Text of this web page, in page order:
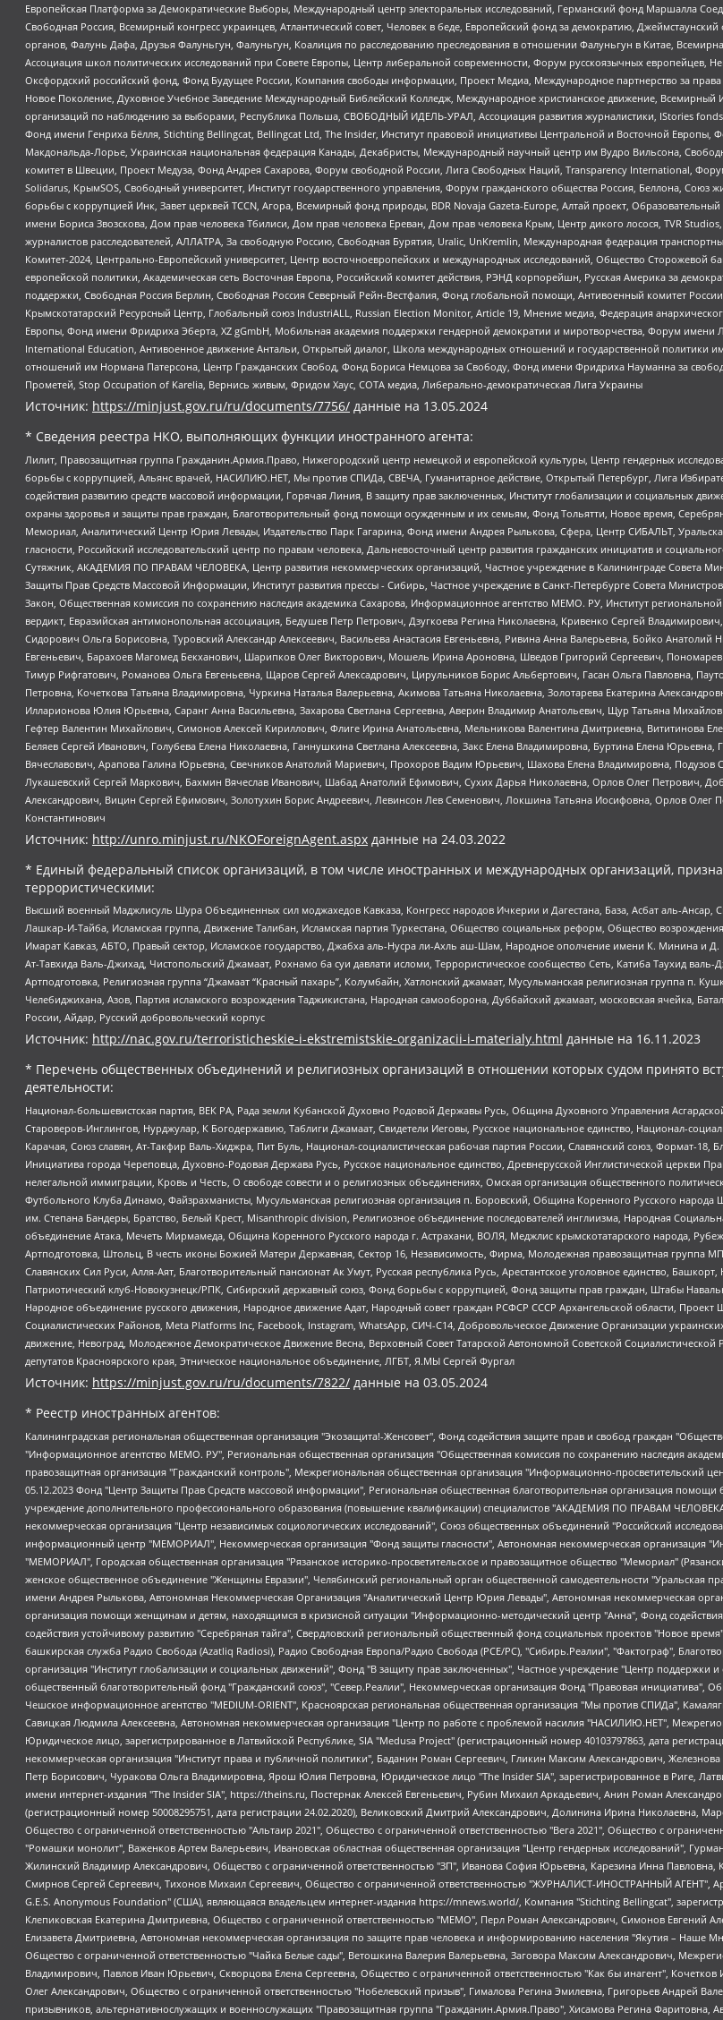
Европейская Платформа за Демократические Выборы, Международный центр электоральных исследований, Германский фонд Маршалла
Свободная Россия, Всемирный конгресс украинцев, Атлантический совет, Человек в беде, Европейский фонд за демократию,
органов, Фалунь Дафа, Друзья Фалуньгун, Фалуньгун, Коалиция по расследованию преследования в отношении Фалуньгун в Китае,
Ассоциация школ политических исследований при Совете Европы, Центр либеральной современности, Форум русскоязычных европейцев,
Оксфордский российский фонд, Фонд Будущее России, Компания свободы информации, Проект Медиа, Международное партнерство за права
Новое Поколение, Духовное Учебное Заведение Международный Библейский Колледж, Международное христианское движение, Всемирный
организаций по наблюдению за выборами, Республика Польша, СВОБОДНЫЙ ИДЕЛЬ-УРАЛ, Ассоциация развития журналистики, IStories
Фонд имени Генриха Бёлля, Stichting Bellingcat, Bellingcat Ltd, The Insider, Институт правовой инициативы Центральной и Восточной Европы,
Макдональда-Лорье, Украинская национальная федерация Канады, Декабристы, Международный научный центр им Вудро Вильсона,
комитет в Швеции, Проект Медуза, Фонд Андрея Сахарова, Форум свободной России, Лига Свободных Наций, Transparеncy International,
Solidarus, КрымSOS, Свободный университет, Институт государственного управления, Форум гражданского общества Россия, Беллона,
борьбы с коррупцией Инк, Завет церквей TCCN, Агора, Всемирный фонд природы, BDR Novaja Gazeta-Europe, Алтай проект,
имени Бориса Звозскова, Дом прав человека Тбилиси, Дом прав человека Ереван, Дом прав человека Крым, Центр дикого лосося, TVR
журналистов расследователей, АЛЛАТРА, За свободную Россию, Свободная Бурятия, Uralic, UnKremlin, Международная федерация
Комитет-2024, Центрально-Европейский университет, Центр восточноевропейских и международных исследований, Общество Сторожевой
европейской политики, Академическая сеть Восточная Европа, Российский комитет действия, РЭНД корпорейшн, Русская Америка за
поддержки, Свободная Россия Берлин, Свободная Россия Северный Рейн-Вестфалия, Фонд глобальной помощи, Антивоенный комитет
Крымскотатарский Ресурсный Центр, Глобальный союз IndustriALL, Russian Election Monitor, Article 19, Мнение медиа, Федерация
Европы, Фонд имени Фридриха Эберта, XZ gGmbH, Мобильная академия поддержки гендерной демократии и миротворчества, Форум
International Education, Антивоенное движение Антальи, Открытый диалог, Школа международных отношений и государственной политики
отношений им Нормана Патерсона, Центр Гражданских Свобод, Фонд Бориса Немцова за Свободу, Фонд имени Фридриха Науманна за
Прометей, Stop Occupation of Karelia, Вернись живым, Фридом Хаус, СОТА медиа, Либерально-демократическая Лига Украины
Источник: https://minjust.gov.ru/ru/documents/7756/ данные на 13.05.2024
* Сведения реестра НКО, выполняющих функции иностранного агента:
Лилит, Правозащитная группа Гражданин.Армия.Право, Нижегородский центр немецкой и европейской культуры, Центр гендерных
борьбы с коррупцией, Альянс врачей, НАСИЛИЮ.НЕТ, Мы против СПИДа, СВЕЧА, Гуманитарное действие, Открытый Петербург, Лига
содействия развитию средств массовой информации, Горячая Линия, В защиту прав заключенных, Институт глобализации и социальных
охраны здоровья и защиты прав граждан, Благотворительный фонд помощи осужденным и их семьям, Фонд Тольятти, Новое время,
Мемориал, Аналитический Центр Юрия Левады, Издательство Парк Гагарина, Фонд имени Андрея Рылькова, Сфера, Центр СИБАЛЬТ,
гласности, Российский исследовательский центр по правам человека, Дальневосточный центр развития гражданских инициатив и
Сутяжник, АКАДЕМИЯ ПО ПРАВАМ ЧЕЛОВЕКА, Центр развития некоммерческих организаций, Частное учреждение в Калининграде Совета
Защиты Прав Средств Массовой Информации, Институт развития прессы - Сибирь, Частное учреждение в Санкт-Петербурге Совета
Закон, Общественная комиссия по сохранению наследия академика Сахарова, Информационное агентство МЕМО. РУ, Институт
вердикт, Евразийская антимонопольная ассоциация, Бедушев Петр Петрович, Дзугкоева Регина Николаевна, Кривенко Сергей
Сидорович Ольга Борисовна, Туровский Александр Алексеевич, Васильева Анастасия Евгеньевна, Ривина Анна Валерьевна, Бойко
Евгеньевич, Барахоев Магомед Бекханович, Шарипков Олег Викторович, Мошель Ирина Ароновна, Шведов Григорий Сергеевич,
Тимур Рифгатович, Романова Ольга Евгеньевна, Щаров Сергей Алексадрович, Цирульников Борис Альбертович, Гасан Ольга Павловна,
Петровна, Кочеткова Татьяна Владимировна, Чуркина Наталья Валерьевна, Акимова Татьяна Николаевна, Золотарева Екатерина
Илларионова Юлия Юрьевна, Саранг Анна Васильевна, Захарова Светлана Сергеевна, Аверин Владимир Анатольевич, Щур Татьяна
Гефтер Валентин Михайлович, Симонов Алексей Кириллович, Флиге Ирина Анатольевна, Мельникова Валентина Дмитриевна, Вититинова
Беляев Сергей Иванович, Голубева Елена Николаевна, Ганнушкина Светлана Алексеевна, Закс Елена Владимировна, Буртина Елена
Вячеславович, Арапова Галина Юрьевна, Свечников Анатолий Мариевич, Прохоров Вадим Юрьевич, Шахова Елена Владимировна, Подузов
Лукашевский Сергей Маркович, Бахмин Вячеслав Иванович, Шабад Анатолий Ефимович, Сухих Дарья Николаевна, Орлов Олег Петрович,
Александрович, Вицин Сергей Ефимович, Золотухин Борис Андреевич, Левинсон Лев Семенович, Локшина Татьяна Иосифовна, Орлов
Константинович
Источник: http://unro.minjust.ru/NKOForeignAgent.aspx данные на 24.03.2022
* Единый федеральный список организаций, в том числе иностранных и международных организаций,
террористическими:
Высший военный Маджлисуль Шура Объединенных сил моджахедов Кавказа, Конгресс народов Ичкерии и Дагестана, База, Асбат аль-Ансар,
Лашкар-И-Тайба, Исламская группа, Движение Талибан, Исламская партия Туркестана, Общество социальных реформ, Общество
Имарат Кавказ, АБТО, Правый сектор, Исламское государство, Джабха аль-Нусра ли-Ахль аш-Шам, Народное ополчение имени К. Минина и
Ат-Тавхида Валь-Джихад, Чистопольский Джамаат, Рохнамо ба суи давлати исломи, Террористическое сообщество Сеть, Катиба Таухид
Артподготовка, Религиозная группа “Джамаат “Красный пахарь”, Колумбайн, Хатлонский джамаат, Мусульманская религиозная группа п.
Челебиджихана, Азов, Партия исламского возрождения Таджикистана, Народная самооборона, Дуббайский джамаат, московская ячейка,
России, Айдар, Русский добровольческий корпус
Источник: http://nac.gov.ru/terroristicheskie-i-ekstremistskie-organizacii-i-materialy.html данные на 16.11.2023
* Перечень общественных объединений и религиозных организаций в отношении которых судом принято
деятельности:
Национал-большевистская партия, ВЕК РА, Рада земли Кубанской Духовно Родовой Державы Русь, Община Духовного Управления
Староверов-Инглингов, Нурджулар, К Богодержавию, Таблиги Джамаат, Свидетели Иеговы, Русское национальное единство, Национал-
Карачая, Союз славян, Ат-Такфир Валь-Хиджра, Пит Буль, Национал-социалистическая рабочая партия России, Славянский союз, Формат-
Инициатива города Череповца, Духовно-Родовая Держава Русь, Русское национальное единство, Древнерусской Инглистической церкви
нелегальной иммиграции, Кровь и Честь, О свободе совести и о религиозных объединениях, Омская организация общественного
Футбольного Клуба Динамо, Файзрахманисты, Мусульманская религиозная организация п. Боровский, Община Коренного Русского
им. Степана Бандеры, Братство, Белый Крест, Misanthropic division, Религиозное объединение последователей инглиизма, Народная
объединение Атака, Мечеть Мирмамеда, Община Коренного Русского народа г. Астрахани, ВОЛЯ, Меджлис крымскотатарского народа,
Артподготовка, Штольц, В честь иконы Божией Матери Державная, Сектор 16, Независимость, Фирма, Молодежная правозащитная группа
Славянских Сил Руси, Алля-Аят, Благотворительный пансионат Ак Умут, Русская республика Русь, Арестантское уголовное единство,
Патриотический клуб-Новокузнецк/РПК, Сибирский державный союз, Фонд борьбы с коррупцией, Фонд защиты прав граждан, Штабы
Народное объединение русского движения, Народное движение Адат, Народный совет граждан РСФСР СССР Архангельской области,
Социалистических Районов, Meta Platforms Inc, Facebook, Instagram, WhatsApp, СИЧ-С14, Добровольческое Движение Организации
движение, Невоград, Молодежное Демократическое Движение Весна, Верховный Совет Татарской Автономной Советской
депутатов Красноярского края, Этническое национальное объединение, ЛГБТ, Я.МЫ Сергей Фургал
Источник: https://minjust.gov.ru/ru/documents/7822/ данные на 03.05.2024
* Реестр иностранных агентов:
Калининградская региональная общественная организация "Экозащита!-Женсовет", Фонд содействия защите прав и свобод граждан "Общественный вердикт", Фонд "Институт Развития Свободы Информации", Частное учреждение "Информационное агентство МЕМО. РУ", Региональная общественная организация "Общественная комиссия по сохранению наследия академика Сахарова", Фонд поддержки свободы прессы, Санкт-Петербургская общественная правозащитная организация "Гражданский контроль", Межрегиональная общественная организация "Информационно-просветительский центр "Мемориал", Региональный Фонд "Центр Защиты Прав Средств Массовой Информации", с 05.12.2023 Фонд "Центр Защиты Прав Средств массовой информации", Региональная общественная благотворительная организация помощи беженцам и мигрантам "Гражданское содействие", Негосударственное образовательное учреждение дополнительного профессионального образования (повышение квалификации) специалистов "АКАДЕМИЯ ПО ПРАВАМ ЧЕЛОВЕКА", Свердловская региональная общественная организация "Сутяжник", Автономная некоммерческая организация "Центр независимых социологических исследований", Союз общественных объединений "Российский исследовательский центр по правам человека", Региональное общественное учреждение научно-информационный центр "МЕМОРИАЛ", Некоммерческая организация "Фонд защиты гласности", Автономная некоммерческая организация "Институт прав человека", Городская общественная организация "Екатеринбургское общество "МЕМОРИАЛ", Городская общественная организация "Рязанское историко-просветительское и правозащитное общество "Мемориал" (Рязанский Мемориал), Челябинский региональный орган общественной самодеятельности – женское общественное объединение "Женщины Евразии", Челябинский региональный орган общественной самодеятельности "Уральская правозащитная группа", Фонд содействия защите здоровья и социальной справедливости имени Андрея Рылькова, Автономная Некоммерческая Организация "Аналитический Центр Юрия Левады", Автономная некоммерческая организация социальной поддержки населения "Проект Апрель", Региональная общественная организация помощи женщинам и детям, находящимся в кризисной ситуации "Информационно-методический центр "Анна", Фонд содействия развитию массовых коммуникаций и правовому просвещению "Так-так-Так", Фонд содействия устойчивому развитию "Серебряная тайга", Свердловский региональный общественный фонд социальных проектов "Новое время", "Idel.Реалии", Кавказ.Реалии, Крым.Реалии, Телеканал Настоящее Время, Татаро-башкирская служба Радио Свобода (Azatliq Radiosi), Радио Свободная Европа/Радио Свобода (PCE/PC), "Сибирь.Реалии", "Фактограф", Благотворительный фонд помощи осужденным и их семьям, Автономная некоммерческая организация "Институт глобализации и социальных движений", Фонд "В защиту прав заключенных", Частное учреждение "Центр поддержки и содействия развитию средств массовой информации", Пензенский региональный общественный благотворительный фонд "Гражданский союз", "Север.Реалии", Некоммерческая организация Фонд "Правовая инициатива", Общество с ограниченной ответственностью "Радио Свободная Европа/Радио Свобода", Чешское информационное агентство "MEDIUM-ORIENT", Красноярская региональная общественная организация "Мы против СПИДа", Камалягин Денис Николаевич, Маркелов Сергей Евгеньевич, Пономарев Лев Александрович, Савицкая Людмила Алексеевна, Автономная некоммерческая организация "Центр по работе с проблемой насилия "НАСИЛИЮ.НЕТ", Межрегиональный профессиональный союз работников здравоохранения "Альянс врачей", Юридическое лицо, зарегистрированное в Латвийской Республике, SIA "Medusa Project" (регистрационный номер 40103797863, дата регистрации 10.06.2014), Некоммерческая организация "Фонд по борьбе с коррупцией", Автономная некоммерческая организация "Институт права и публичной политики", Баданин Роман Сергеевич, Гликин Максим Александрович, Железнова Мария Михайловна, Лукьянова Юлия Сергеевна, Маетная Елизавета Витальевна, Маняхин Петр Борисович, Чуракова Ольга Владимировна, Ярош Юлия Петровна, Юридическое лицо "The Insider SIA", зарегистрированное в Риге, Латвийская Республика (дата регистрации 26.06.2015), являющееся администратором доменного имени интернет-издания "The Insider SIA", https://theins.ru, Постернак Алексей Евгеньевич, Рубин Михаил Аркадьевич, Анин Роман Александрович, Юридическое лицо Istories fonds, зарегистрированное в Латвийской Республике (регистрационный номер 50008295751, дата регистрации 24.02.2020), Великовский Дмитрий Александрович, Долинина Ирина Николаевна, Мароховская Алеся Алексеевна, Шлейнов Роман Юрьевич, Шмагун Олеся Валентиновна, Общество с ограниченной ответственностью "Альтаир 2021", Общество с ограниченной ответственностью "Вега 2021", Общество с ограниченной ответственностью "Главный редактор 2021", Общество с ограниченной ответственностью "Ромашки монолит", Важенков Артем Валерьевич, Ивановская областная общественная организация "Центр гендерных исследований", Гурман Юрий Альбертович, Медиапроект "ОВД-Инфо", Егоров Владимир Владимирович, Жилинский Владимир Александрович, Общество с ограниченной ответственностью "ЗП", Иванова София Юрьевна, Карезина Инна Павловна, Кильтау Екатерина Викторовна, Петров Алексей Викторович, Пискунов Сергей Евгеньевич, Смирнов Сергей Сергеевич, Тихонов Михаил Сергеевич, Общество с ограниченной ответственностью "ЖУРНАЛИСТ-ИНОСТРАННЫЙ АГЕНТ", Арапова Галина Юрьевна, Вольтская Татьяна Анатольевна, Американская компания "Mason G.E.S. Anonymous Foundation" (США), являющаяся владельцем интернет-издания https://mnews.world/, Компания "Stichting Bellingcat", зарегистрированная в Нидерландах (дата регистрации 11.07.2018), Захаров Андрей Вячеславович, Клепиковская Екатерина Дмитриевна, Общество с ограниченной ответственностью "МЕМО", Перл Роман Александрович, Симонов Евгений Алексеевич, Соловьева Елена Анатольевна, Сотников Даниил Владимирович, Сурначева Елизавета Дмитриевна, Автономная некоммерческая организация по защите прав человека и информированию населения "Якутия – Наше Мнение", Общество с ограниченной ответственностью "Москоу диджитал медиа", с 26.01.2023 Общество с ограниченной